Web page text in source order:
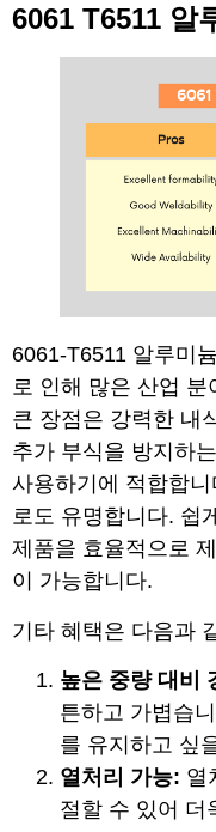
6061 T6511 알
6061-T6511 알루미
로 인해 많은 산업
큰 장점은 강력한 내
추가 부식을 방지하
사용하기에 적합합
로도 유명합니다. 쉽
제품을 효율적으로
이 가능합니다.
기타 혜택은 다음과
높은 중량 대비
튼하고 가볍습
를 유지하고 싶
열처리 가능: 열
절할 수 있어 더